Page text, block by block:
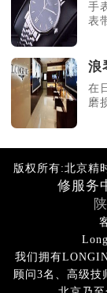
手
表
浪
在
磨
版权所有:北京精
修服务
我们拥有
顾问3名、高级技